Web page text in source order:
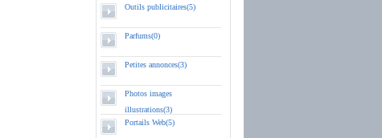
Outils publicitaires(5)
Parfums(0)
Petites annonces(3)
Photos images
illustrations(3)
Portails Web(5)